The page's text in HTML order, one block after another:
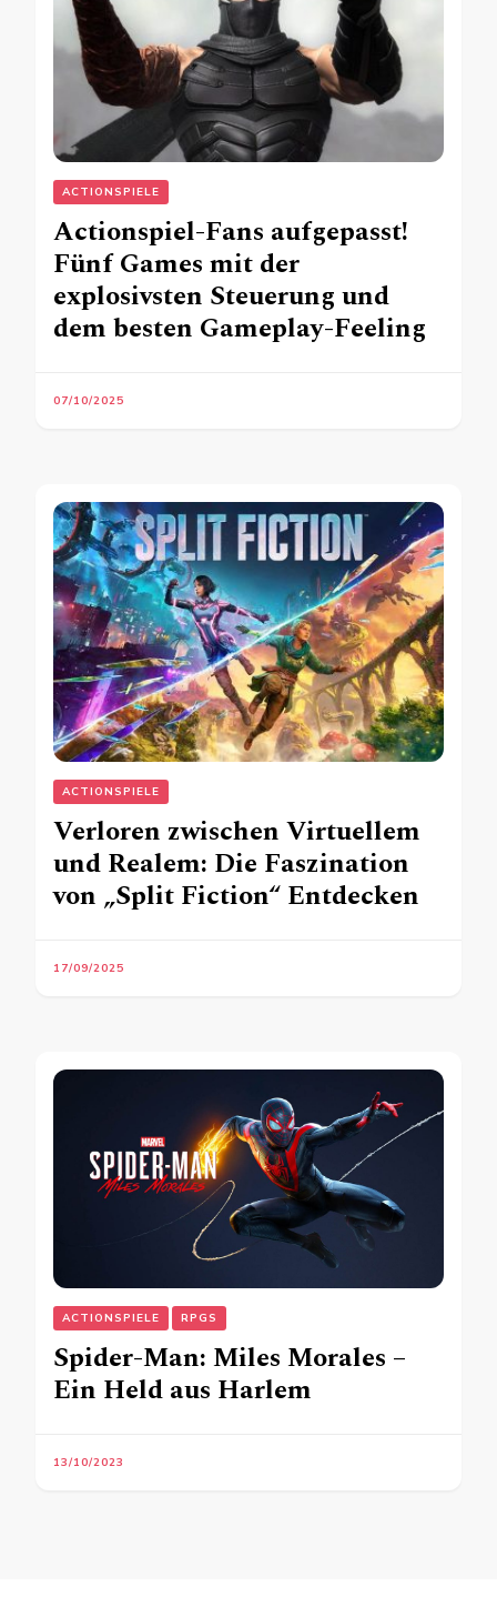
ACTIONSPIELE
Actionspiel-Fans aufgepasst!
Fünf Games mit der
explosivsten Steuerung und
dem besten Gameplay-Feeling
07/10/2025
ACTIONSPIELE
Verloren zwischen Virtuellem
und Realem: Die Faszination
von „Split Fiction“ Entdecken
17/09/2025
ACTIONSPIELE RPGS
Spider-Man: Miles Morales –
Ein Held aus Harlem
13/10/2023